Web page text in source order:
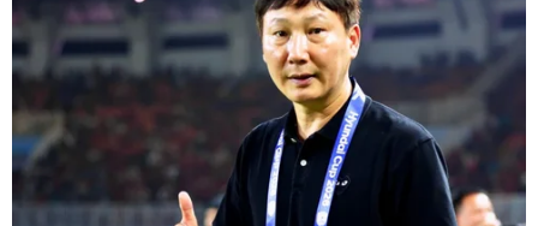
Mỹ mở đường cho Ấn Độ tránh lệnh trừng